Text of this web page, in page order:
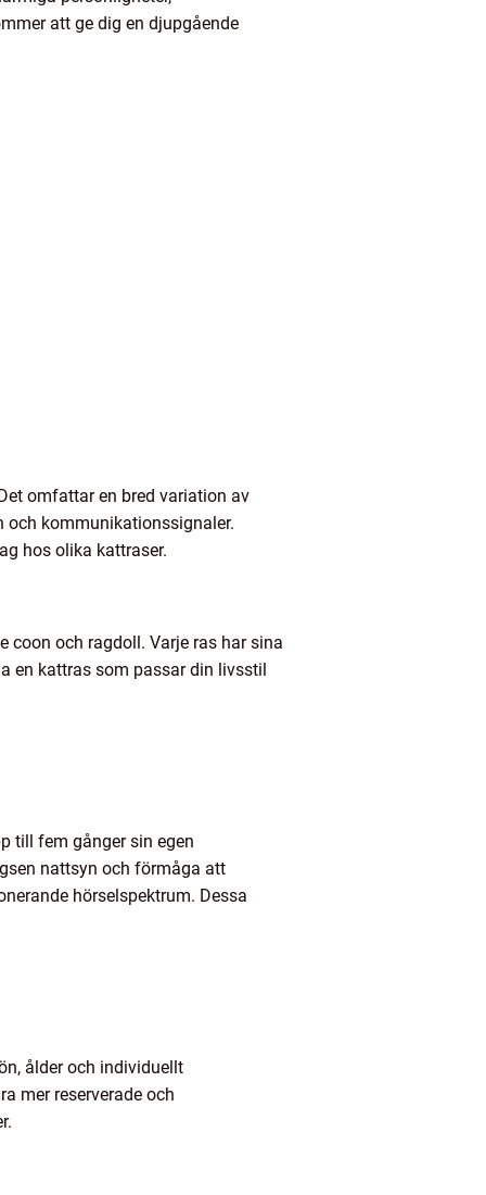
att ge dig en djupgående
omfattar en bred variation av
och kommunikationssignaler.
hos olika kattraser.
coon och ragdoll. Varje ras har sina
en kattras som passar din livsstil
till fem gånger sin egen
nattsyn och förmåga att
hörselspektrum. Dessa
ålder och individuellt
mer reserverade och